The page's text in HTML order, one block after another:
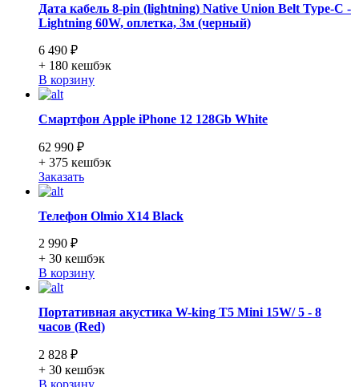
Дата кабель 8-pin (lightning) Native Union Belt Type-C -
Lightning 60W, оплетка, 3м (черный)
6 490 ₽
+ 180 кешбэк
В корзину
Смартфон Apple iPhone 12 128Gb White
62 990 ₽
+ 375 кешбэк
Заказать
Телефон Olmio X14 Black
2 990 ₽
+ 30 кешбэк
В корзину
Портативная акустика W-king T5 Mini 15W/ 5 - 8
часов (Red)
2 828 ₽
+ 30 кешбэк
В корзину